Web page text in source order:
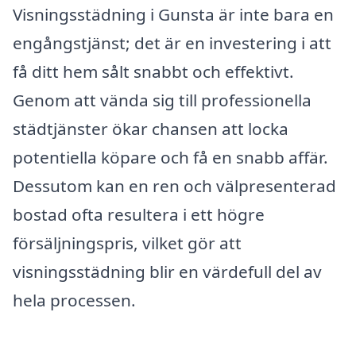
Visningsstädning i Gunsta är inte bara en
engångstjänst; det är en investering i att
få ditt hem sålt snabbt och effektivt.
Genom att vända sig till professionella
städtjänster ökar chansen att locka
potentiella köpare och få en snabb affär.
Dessutom kan en ren och välpresenterad
bostad ofta resultera i ett högre
försäljningspris, vilket gör att
visningsstädning blir en värdefull del av
hela processen.